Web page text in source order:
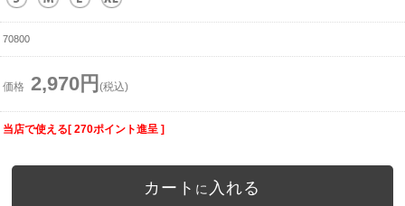
70800
価格 2,970円 (税込)
当店で使える[ 270ポイント進呈 ]
カート に 入れる